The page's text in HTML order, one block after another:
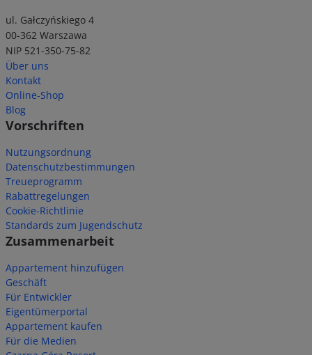
ul. Gałczyńskiego 4
00-362 Warszawa
NIP 521-350-75-82
Über uns
Kontakt
Online-Shop
Blog
Vorschriften
Nutzungsordnung
Datenschutzbestimmungen
Treueprogramm
Rabattregelungen
Cookie-Richtlinie
Standards zum Jugendschutz
Zusammenarbeit
Appartement hinzufügen
Geschäft
Für Entwickler
Eigentümerportal
Appartement kaufen
Für die Medien